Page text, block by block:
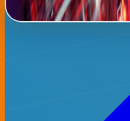
Leer noticia completa →